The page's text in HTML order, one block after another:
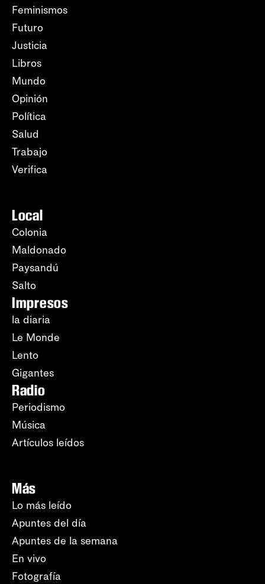
Feminismos
Futuro
Justicia
Libros
Mundo
Opinión
Política
Salud
Trabajo
Verifica
Local
Colonia
Maldonado
Paysandú
Salto
Impresos
la diaria
Le Monde
Lento
Gigantes
Radio
Periodismo
Música
Artículos leídos
Más
Lo más leído
Apuntes del día
Apuntes de la semana
En vivo
Fotografía